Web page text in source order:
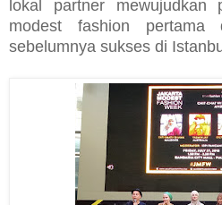
lokal partner mewujudkan
modest fashion pertama
sebelumnya sukses di